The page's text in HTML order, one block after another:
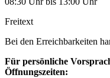
Freitext
Bei den Erreichbarkeiten
Für persönliche
Öffnungszeiten: